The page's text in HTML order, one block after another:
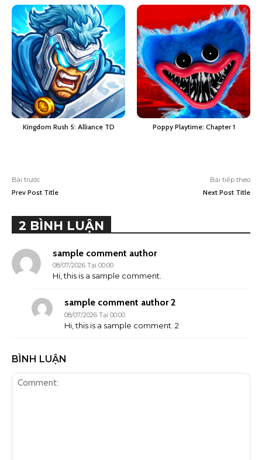
từ
197.000 ₫
490.000 ₫
Kingdom Rush 5: Alliance TD Poppy Playtime: Chapter 1
Bài trước
Prev Post Title
Bài tiếp theo
Next Post Title
2 BÌNH LUẬN
sample comment author
08/07/2026 Tại 00:00
Hi, this is a sample comment.
sample comment author 2
08/07/2026 Tại 00:00
Hi, this is a sample comment. 2
BÌNH LUẬN